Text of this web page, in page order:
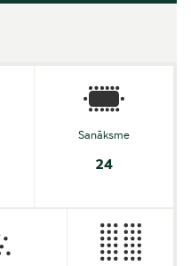
Sanāksme
24